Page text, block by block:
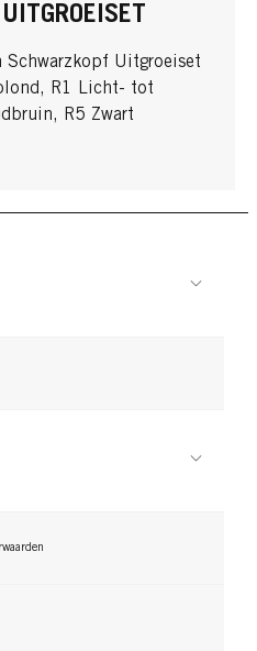
Schwarzkopf Uitgroeiset
R1 Licht- tot
R5 Zwart